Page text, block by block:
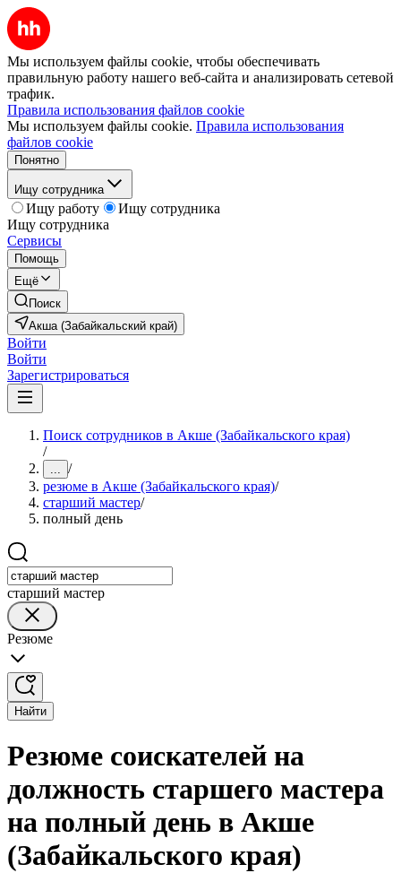
Мы используем файлы cookie, чтобы обеспечивать
правильную работу нашего веб-сайта и анализировать сетевой
трафик.
Правила использования файлов cookie
Мы используем файлы cookie. Правила использования
файлов cookie
Понятно
Ищу сотрудника
Ищу работу
Ищу сотрудника
Ищу сотрудника
Сервисы
Помощь
Ещё
Поиск
Акша (Забайкальский край)
Войти
Войти
Зарегистрироваться
Поиск сотрудников в Акше (Забайкальского края)
/
... /
резюме в Акше (Забайкальского края)/
старший мастер/
полный день
старший мастер
Резюме
Найти
Резюме соискателей на
должность старшего мастера
на полный день в Акше
(Забайкальского края)